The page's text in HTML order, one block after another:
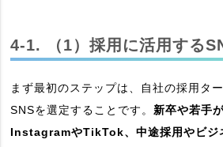
4-1. （1）採用に活用する
まず最初のステップは、自社の採用タ
SNSを選定することです。 新卒や若手
InstagramやTikTok、中途採用やビジ